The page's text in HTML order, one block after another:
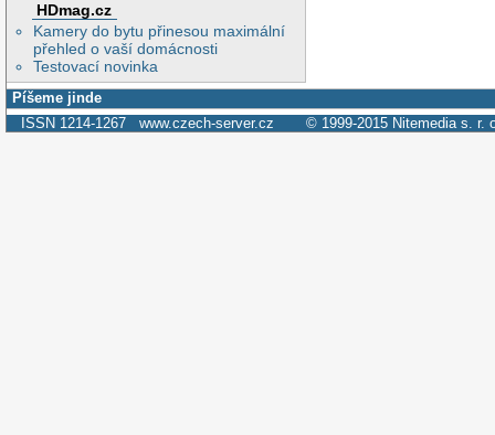
HDmag.cz
Kamery do bytu přinesou maximální
přehled o vaší domácnosti
Testovací novinka
Píšeme jinde
ISSN 1214-1267 www.czech-server.cz © 1999-2015 Nitemedia s. r.